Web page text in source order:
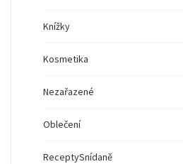
Knížky
Kosmetika
Nezařazené
Oblečení
ReceptySnídaně